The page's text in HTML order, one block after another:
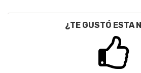
¿TE GUSTÓ ESTA